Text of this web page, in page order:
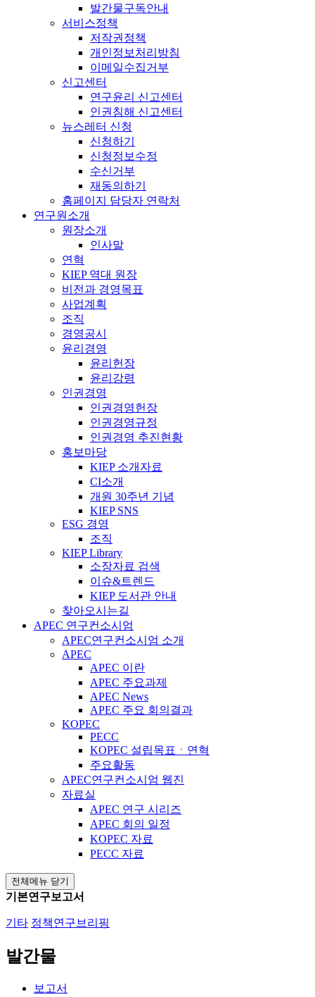
발간물구독안내
서비스정책
저작권정책
개인정보처리방침
이메일수집거부
신고센터
연구윤리 신고센터
인권침해 신고센터
뉴스레터 신청
신청하기
신청정보수정
수신거부
재동의하기
홈페이지 담당자 연락처
연구원소개
원장소개
인사말
연혁
KIEP 역대 원장
비전과 경영목표
사업계획
조직
경영공시
윤리경영
윤리헌장
윤리강령
인권경영
인권경영헌장
인권경영규정
인권경영 추진현황
홍보마당
KIEP 소개자료
CI소개
개원 30주년 기념
KIEP SNS
ESG 경영
조직
KIEP Library
소장자료 검색
이슈&트렌드
KIEP 도서관 안내
찾아오시는길
APEC 연구컨소시엄
APEC연구컨소시엄 소개
APEC
APEC 이란
APEC 주요과제
APEC News
APEC 주요 회의결과
KOPEC
PECC
KOPEC 설립목표ㆍ연혁
주요활동
APEC연구컨소시엄 웹진
자료실
APEC 연구 시리즈
APEC 회의 일정
KOPEC 자료
PECC 자료
전체메뉴 닫기
기본연구보고서
기타 정책연구브리핑
발간물
보고서